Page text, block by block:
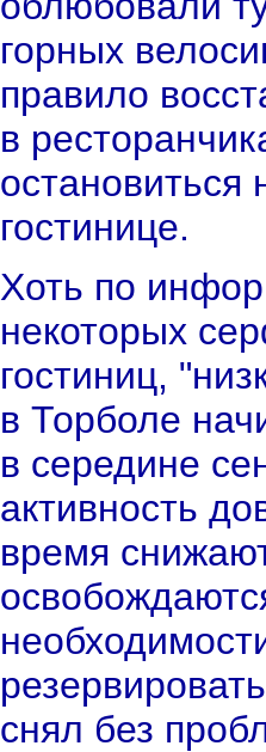
горных
правило
в
остановиться
гостинице.
Хоть по
некоторых
гостиниц,
в Торболе
в середине
активность
время
снял без